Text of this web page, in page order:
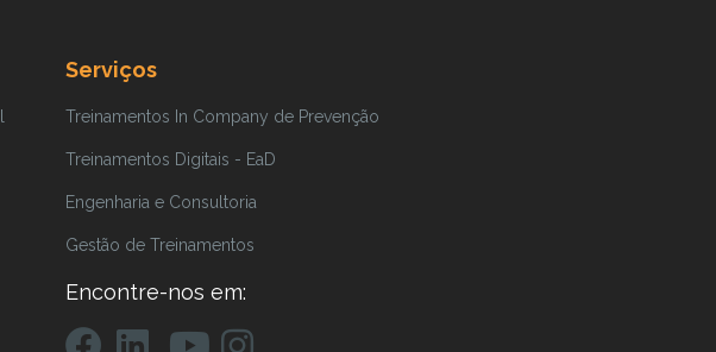
Serviços
Treinamentos In Company de Prevenção
Treinamentos Digitais - EaD
Engenharia e Consultoria
Gestão de Treinamentos
Encontre-nos em: